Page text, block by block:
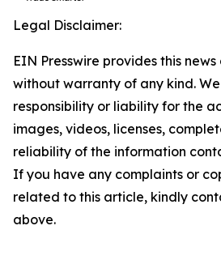
Legal Disclaimer:
EIN Presswire provides this
without warranty of any kind.
responsibility or liability for the
images, videos, licenses,
reliability of the information
If you have any complaints or
related to this article, kindly
above.